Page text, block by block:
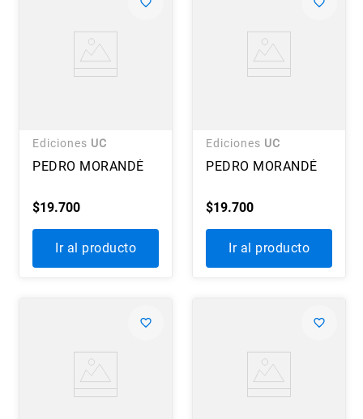
Ediciones UC
PEDRO MORANDÉ
$19.700
Ir al producto
Ediciones UC
PEDRO MORANDÉ
$19.700
Ir al producto